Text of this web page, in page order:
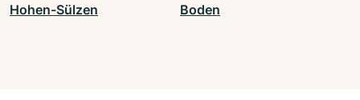
Hohen-Sülzen Boden